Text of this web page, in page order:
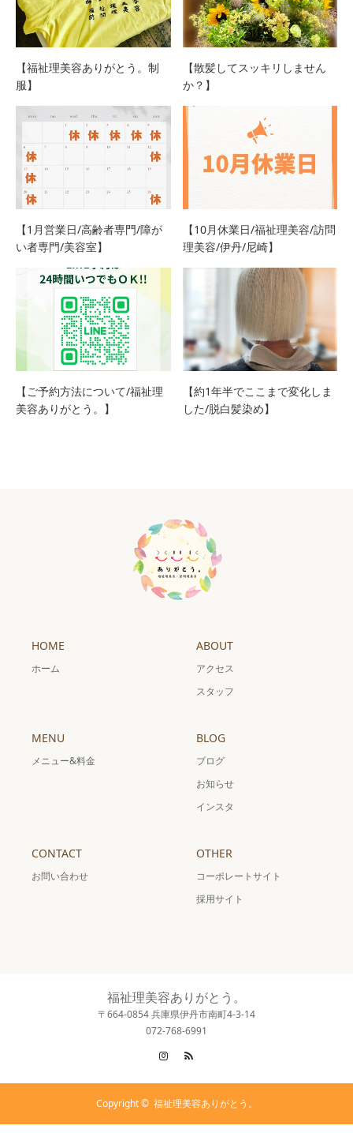
【福祉理美容ありがとう。制
服】
【散髪してスッキリしません
か？】
【1月営業日/高齢者専門/障が
い者専門/美容室】
【10月休業日/福祉理美容/訪問
理美容/伊丹/尼崎】
【ご予約方法について/福祉理
美容ありがとう。】
【約1年半でここまで変化しま
した/脱白髪染め】
HOME
ホーム
ABOUT
アクセス
スタッフ
MENU
メニュー&料金
BLOG
ブログ
お知らせ
インスタ
CONTACT
お問い合わせ
OTHER
コーポレートサイト
採用サイト
福祉理美容ありがとう。
〒664-0854 兵庫県伊丹市南町4-3-14
072-768-6991
Instagram
Copyright © 福祉理美容ありがとう。